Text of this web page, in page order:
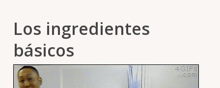
Los ingredientes
básicos